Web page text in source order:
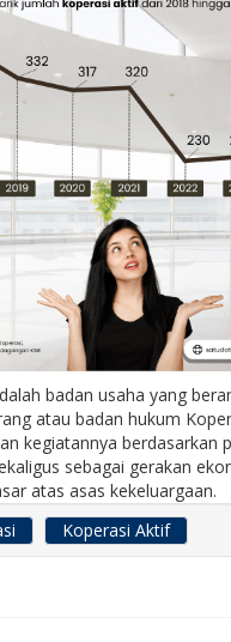
badan usaha yang
atau badan hukum
kegiatannya berdasarkan
sebagai gerakan
atas asas kekeluargaan.
Koperasi Aktif